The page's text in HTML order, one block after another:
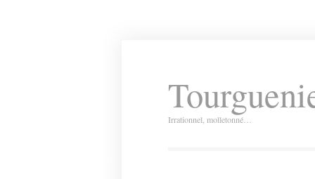
Irrationnel, molletonné…